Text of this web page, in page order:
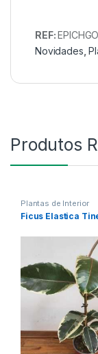
REF:
Novidades ,
Produtos
Plantas de Interior
Ficus Elastica